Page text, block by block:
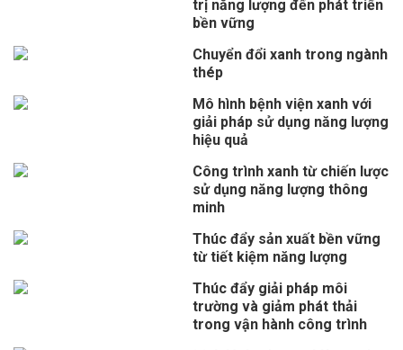
trị năng lượng đến phát triển
bền vững
Chuyển đổi xanh trong ngành
thép
Mô hình bệnh viện xanh với
giải pháp sử dụng năng lượng
hiệu quả
Công trình xanh từ chiến lược
sử dụng năng lượng thông
minh
Thúc đẩy sản xuất bền vững
từ tiết kiệm năng lượng
Thúc đẩy giải pháp môi
trường và giảm phát thải
trong vận hành công trình